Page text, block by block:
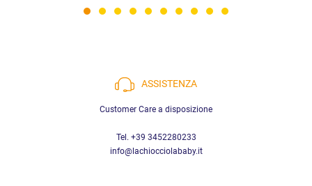
ASSISTENZA
Customer Care a disposizione
Tel. +39 3452280233
info@lachiocciolababy.it